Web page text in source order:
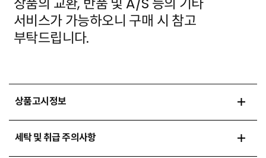
서비스가 가능하오니 구매 시 참고
부탁드립니다.
상품고시정보
세탁 및 취급 주의사항